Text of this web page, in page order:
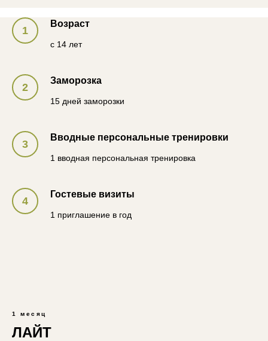
Возраст
с 14 лет
Заморозка
15 дней заморозки
Вводные персональные тренировки
1 вводная персональная тренировка
Гостевые визиты
1 приглашение в год
1 месяц
ЛАЙТ